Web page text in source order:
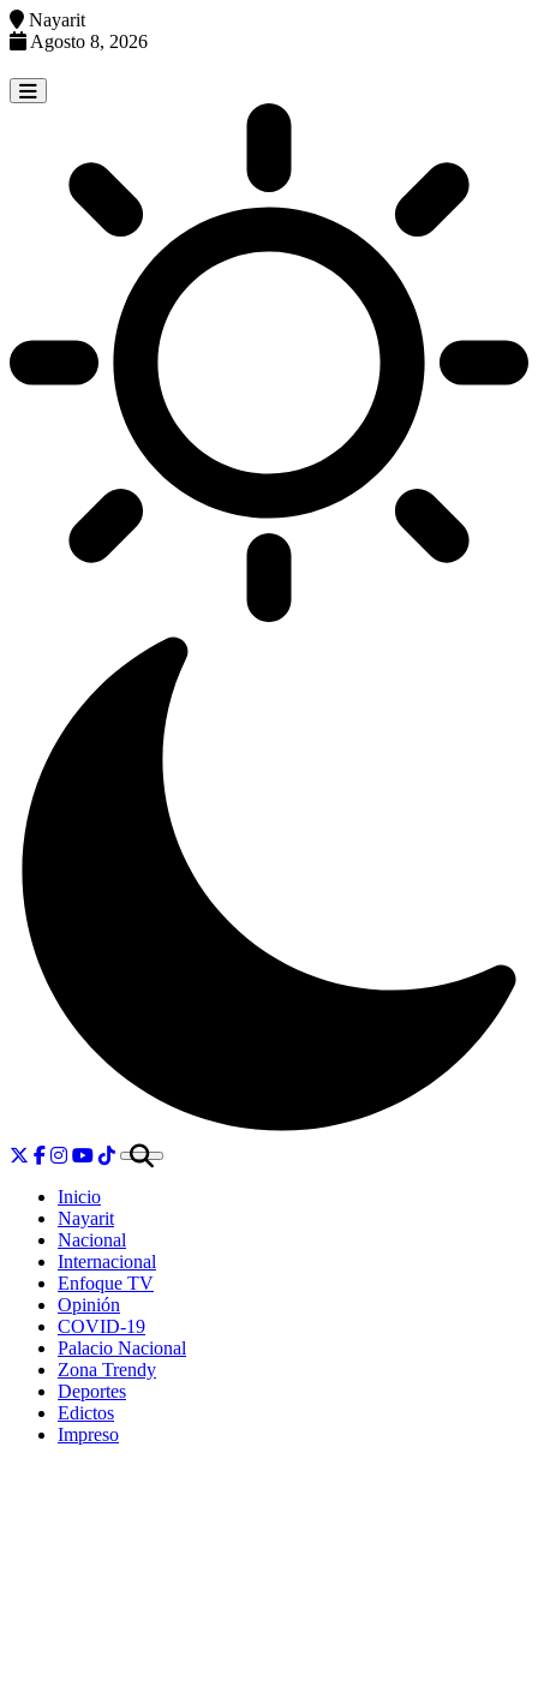
Nayarit
Agosto 8, 2026
to
content
Inicio
Nayarit
Nacional
Internacional
Enfoque TV
Opinión
COVID-19
Palacio Nacional
Zona Trendy
Deportes
Edictos
Impreso